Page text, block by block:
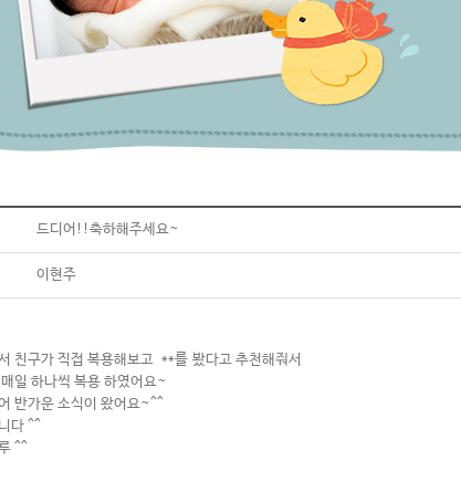
드디어!!축하해주세요~
이현주
친구가 직접 복용해보고 **를 봤다고 추천해줘서
일 하나씩 복용 하였어요~
반가운 소식이 왔어요~^^
다 ^^
^^